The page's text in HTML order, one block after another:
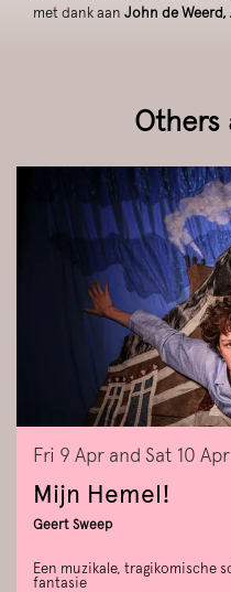
met dank aan John de
Others
Mijn Hemel!
Geert Sweep
Een muzikale, tragikomische
fantasie
Fri 9 Apr and Sat 10 Apr